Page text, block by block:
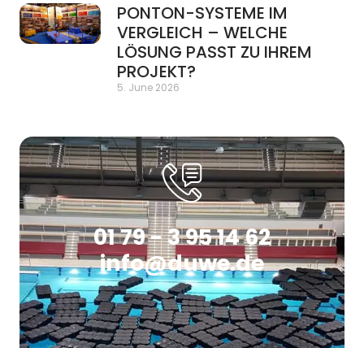
PONTON-SYSTEME IM
VERGLEICH – WELCHE
LÖSUNG PASST ZU IHREM
PROJEKT?
5. June 2026
01 79 - 3 95 14 62
info@duwe.de